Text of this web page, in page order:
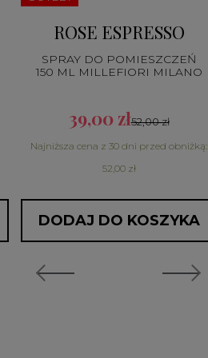
ROSE ESPRESSO
SPRAY DO POMIESZCZEŃ
150 ML MILLEFIORI MILANO
39,00 zł52,00 zł
Najniższa cena z 30 dni przed obniżką:
52,00 zł
DODAJ DO KOSZYKA